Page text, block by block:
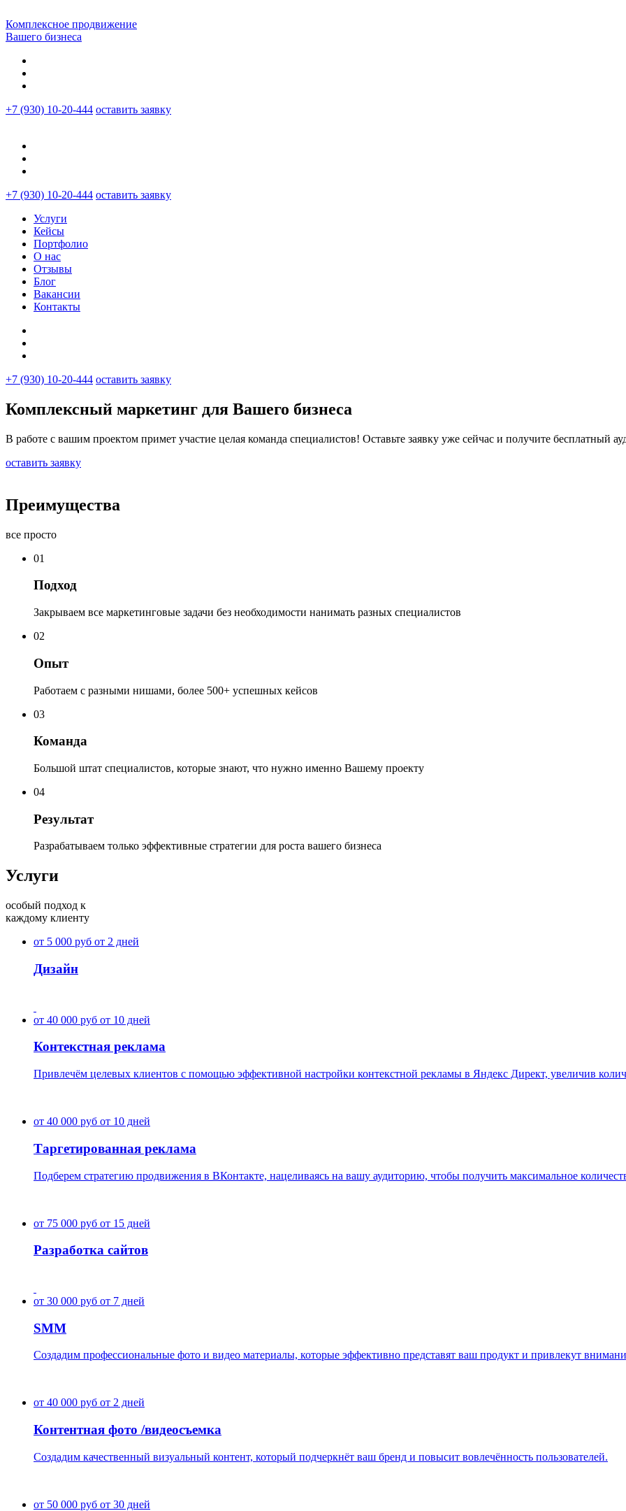
Комплексное продвижение
Вашего бизнеса
+7 (930) 10-20-444 оставить заявку
+7 (930) 10-20-444 оставить заявку
Услуги
Кейсы
Портфолио
О нас
Отзывы
Блог
Вакансии
Контакты
+7 (930) 10-20-444 оставить заявку
Комплексный маркетинг для Вашего бизнеса
В работе с вашим проектом примет участие целая команда специалистов! Оставьте заявку уже сейчас и получите бесплатный
оставить заявку
Преимущества
все просто
01
Подход
Закрываем все маркетинговые задачи без необходимости нанимать разных специалистов
02
Опыт
Работаем с разными нишами, более 500+ успешных кейсов
03
Команда
Большой штат специалистов, которые знают, что нужно именно Вашему проекту
04
Результат
Разрабатываем только эффективные стратегии для роста вашего бизнеса
Услуги
особый подход к
каждому клиенту
от 5 000 руб от 2 дней
Дизайн
от 40 000 руб от 10 дней
Контекстная реклама
Привлечём целевых клиентов с помощью эффективной настройки контекстной рекламы в Яндекс Директ, увеличив
от 40 000 руб от 10 дней
Таргетированная реклама
Подберем стратегию продвижения в ВКонтакте, нацеливаясь на вашу аудиторию, чтобы получить максимальное
от 75 000 руб от 15 дней
Разработка сайтов
от 30 000 руб от 7 дней
SMM
Создадим профессиональные фото и видео материалы, которые эффективно представят ваш продукт и привлекут
от 40 000 руб от 2 дней
Контентная фото /видеосъемка
Создадим качественный визуальный контент, который подчеркнёт ваш бренд и повысит вовлечённость пользователей.
от 50 000 руб от 30 дней